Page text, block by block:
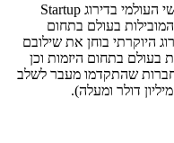
העולמי בדירוג Startup
בעולם בתחום
וחדשנות), לשנת 2021. הדירוג היוקרתי בוחן את שילובם
בעולם בתחום היזמות וכן
שהתקדמו מעבר לשלב